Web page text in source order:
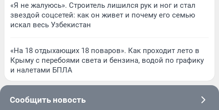
«Я не жалуюсь». Строитель лишился рук и ног и стал
звездой соцсетей: как он живет и почему его семью
искал весь Узбекистан
«На 18 отдыхающих 18 поваров». Как проходит лето в
Крыму с перебоями света и бензина, водой по графику
и налетами БПЛА
Сообщить новость